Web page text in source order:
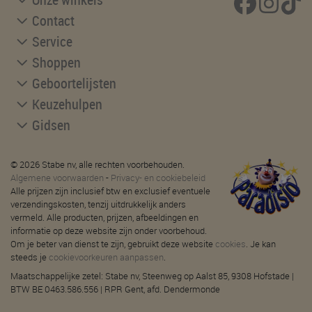
Contact
Service
Shoppen
Geboortelijsten
Keuzehulpen
Gidsen
© 2026 Stabe nv, alle rechten voorbehouden.
Algemene voorwaarden - Privacy- en cookiebeleid
Alle prijzen zijn inclusief btw en exclusief eventuele
verzendingskosten, tenzij uitdrukkelijk anders
vermeld. Alle producten, prijzen, afbeeldingen en
informatie op deze website zijn onder voorbehoud.
Om je beter van dienst te zijn, gebruikt deze website cookies. Je kan
steeds je cookievoorkeuren aanpassen.
Maatschappelijke zetel: Stabe nv, Steenweg op Aalst 85, 9308 Hofstade |
BTW BE 0463.586.556 | RPR Gent, afd. Dendermonde